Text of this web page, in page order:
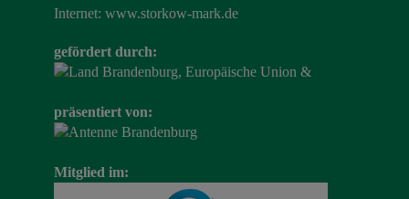
Internet: www.storkow-mark.de
gefördert durch:
präsentiert von:
Mitglied im: